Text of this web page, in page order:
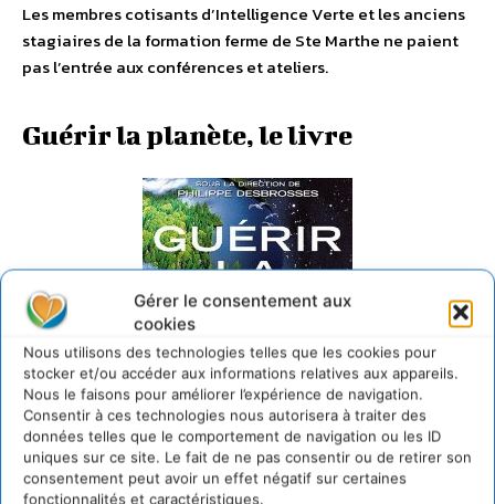
Gérer le consentement aux
cookies
Nous utilisons des technologies telles que les cookies pour
stocker et/ou accéder aux informations relatives aux appareils.
Nous le faisons pour améliorer l’expérience de navigation.
Consentir à ces technologies nous autorisera à traiter des
données telles que le comportement de navigation ou les ID
uniques sur ce site. Le fait de ne pas consentir ou de retirer son
consentement peut avoir un effet négatif sur certaines
fonctionnalités et caractéristiques.
Les membres cotisants d’Intelligence Verte et les anciens
stagiaires de la formation ferme de Ste Marthe ne paient
pas l’entrée aux conférences et ateliers.
Guérir la planète, le livre
Guérir la Terre – Editions Albin Michel